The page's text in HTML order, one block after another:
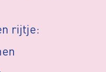
rijtje: